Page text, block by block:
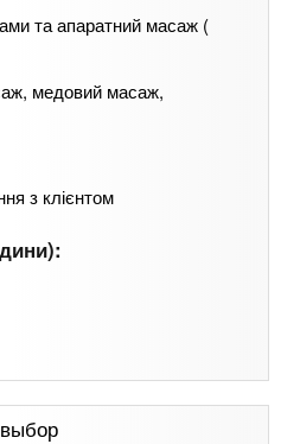
та апаратний масаж (
медовий масаж,
з клієнтом